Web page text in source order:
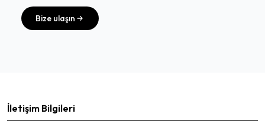
Bize ulaşın
İletişim Bilgileri